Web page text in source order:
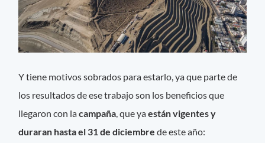
Y tiene motivos sobrados para estarlo, ya que parte de
los resultados de ese trabajo son los beneficios que
llegaron con lacampaña , que yaestán vigentes y
duraran hasta el 31 de diciembre de este año: